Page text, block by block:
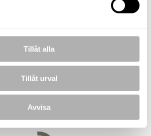
Tillåt alla
Tillåt urval
Avvisa
roland.karlsson@nordafast.se
Januari 2025
Januari 2025
Januari 2025